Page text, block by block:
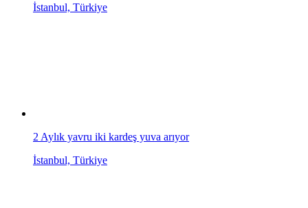
İstanbul, Türkiye
2 Aylık yavru iki kardeş yuva arıyor
İstanbul, Türkiye